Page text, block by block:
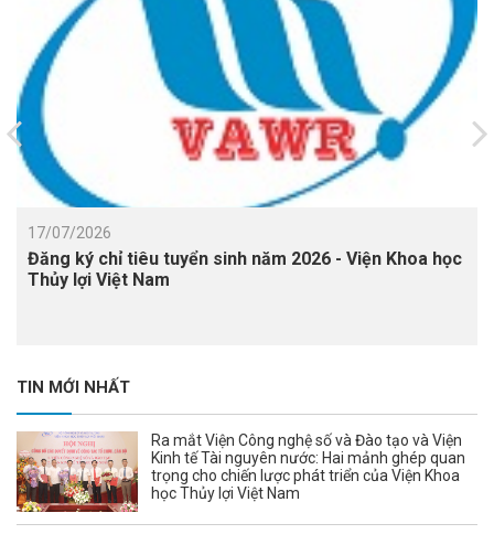
17/07/2026
Đăng ký chỉ tiêu tuyển sinh năm 2026 - Viện Khoa học
Thủy lợi Việt Nam
TIN MỚI NHẤT
Ra mắt Viện Công nghệ số và Đào tạo và Viện
Kinh tế Tài nguyên nước: Hai mảnh ghép quan
trọng cho chiến lược phát triển của Viện Khoa
học Thủy lợi Việt Nam